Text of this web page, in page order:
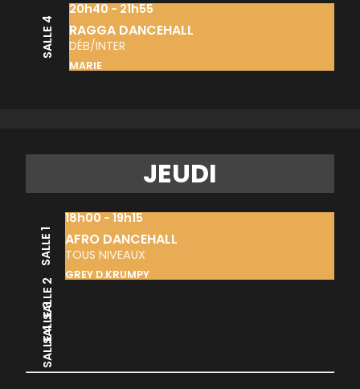
SALLE 4
20h40 - 21h55
RAGGA DANCEHALL
DÉB/INTER
MARIE
JEUDI
SALLE 1
18h00 - 19h15
AFRO DANCEHALL
TOUS NIVEAUX
GREY D.KRUMPY
SALLE 2
SALLE 3
SALLE 4